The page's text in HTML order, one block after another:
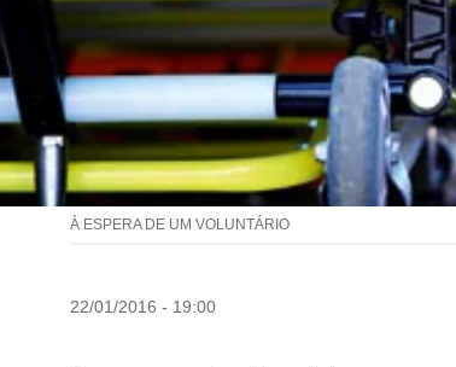
À ESPERA DE UM VOLUNTÁRIO
22/01/2016 - 19:00